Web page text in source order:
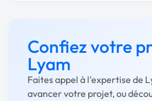
Confiez votre
Lyam
Faites appel à l'expertise de
avancer votre projet, ou